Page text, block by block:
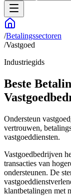
/Betalingssectoren
/Vastgoed
Industriegids
Beste
Ondersteun
vertrouwen,
vastgoeddiensten.
Vastgoedbedrijven
transacties van
ondersteunen. De
klantbetalingen met